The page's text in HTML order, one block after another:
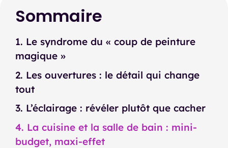
Sommaire
1. Le syndrome du « coup de peinture
magique »
2. Les ouvertures : le détail qui change
tout
3. L’éclairage : révéler plutôt que cacher
4. La cuisine et la salle de bain : mini-
budget, maxi-effet